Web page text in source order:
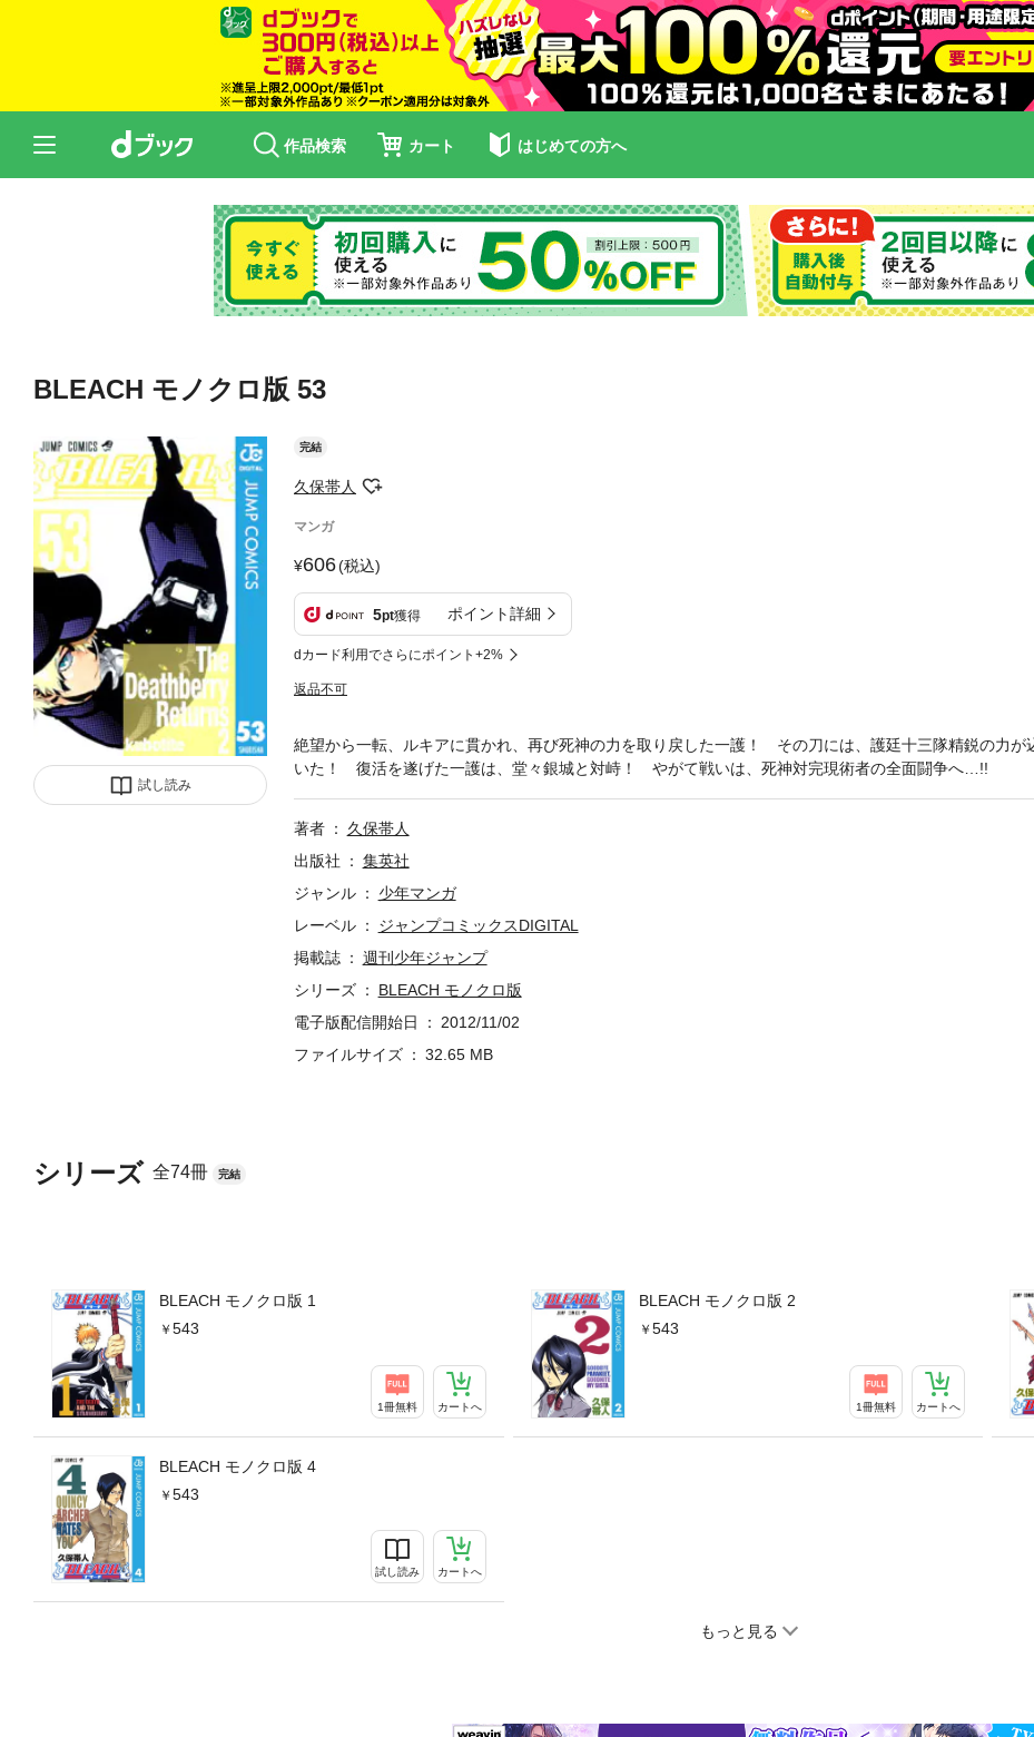
作品検索 カート はじめての方へ
BLEACH モノクロ版 53
試し読み
完結
久保帯人
マンガ
606(税込)
5pt獲得 ポイント詳細
dカード利用でさらにポイント+2%
返品不可
シリーズ 全74冊 完結
BLEACH モノクロ版 1
543
1冊無料 カートへ
BLEACH モノクロ版 2
543
1冊無料 カートへ
BLEACH モノクロ版 4
543
試し読み カートへ
もっと見る
絶望から一転、ルキアに貫かれ、再び死神の力を取り戻した一護！ その刀には、護廷十三隊精鋭の力が
いた！ 復活を遂げた一護は、堂々銀城と対峙！ やがて戦いは、死神対完現術者の全面闘争へ…!!
著者
久保帯人
出版社
集英社
ジャンル
少年マンガ
レーベル
ジャンプコミックスDIGITAL
掲載誌
週刊少年ジャンプ
シリーズ
BLEACH モノクロ版
電子版配信開始日
2012/11/02
ファイルサイズ
32.65 MB